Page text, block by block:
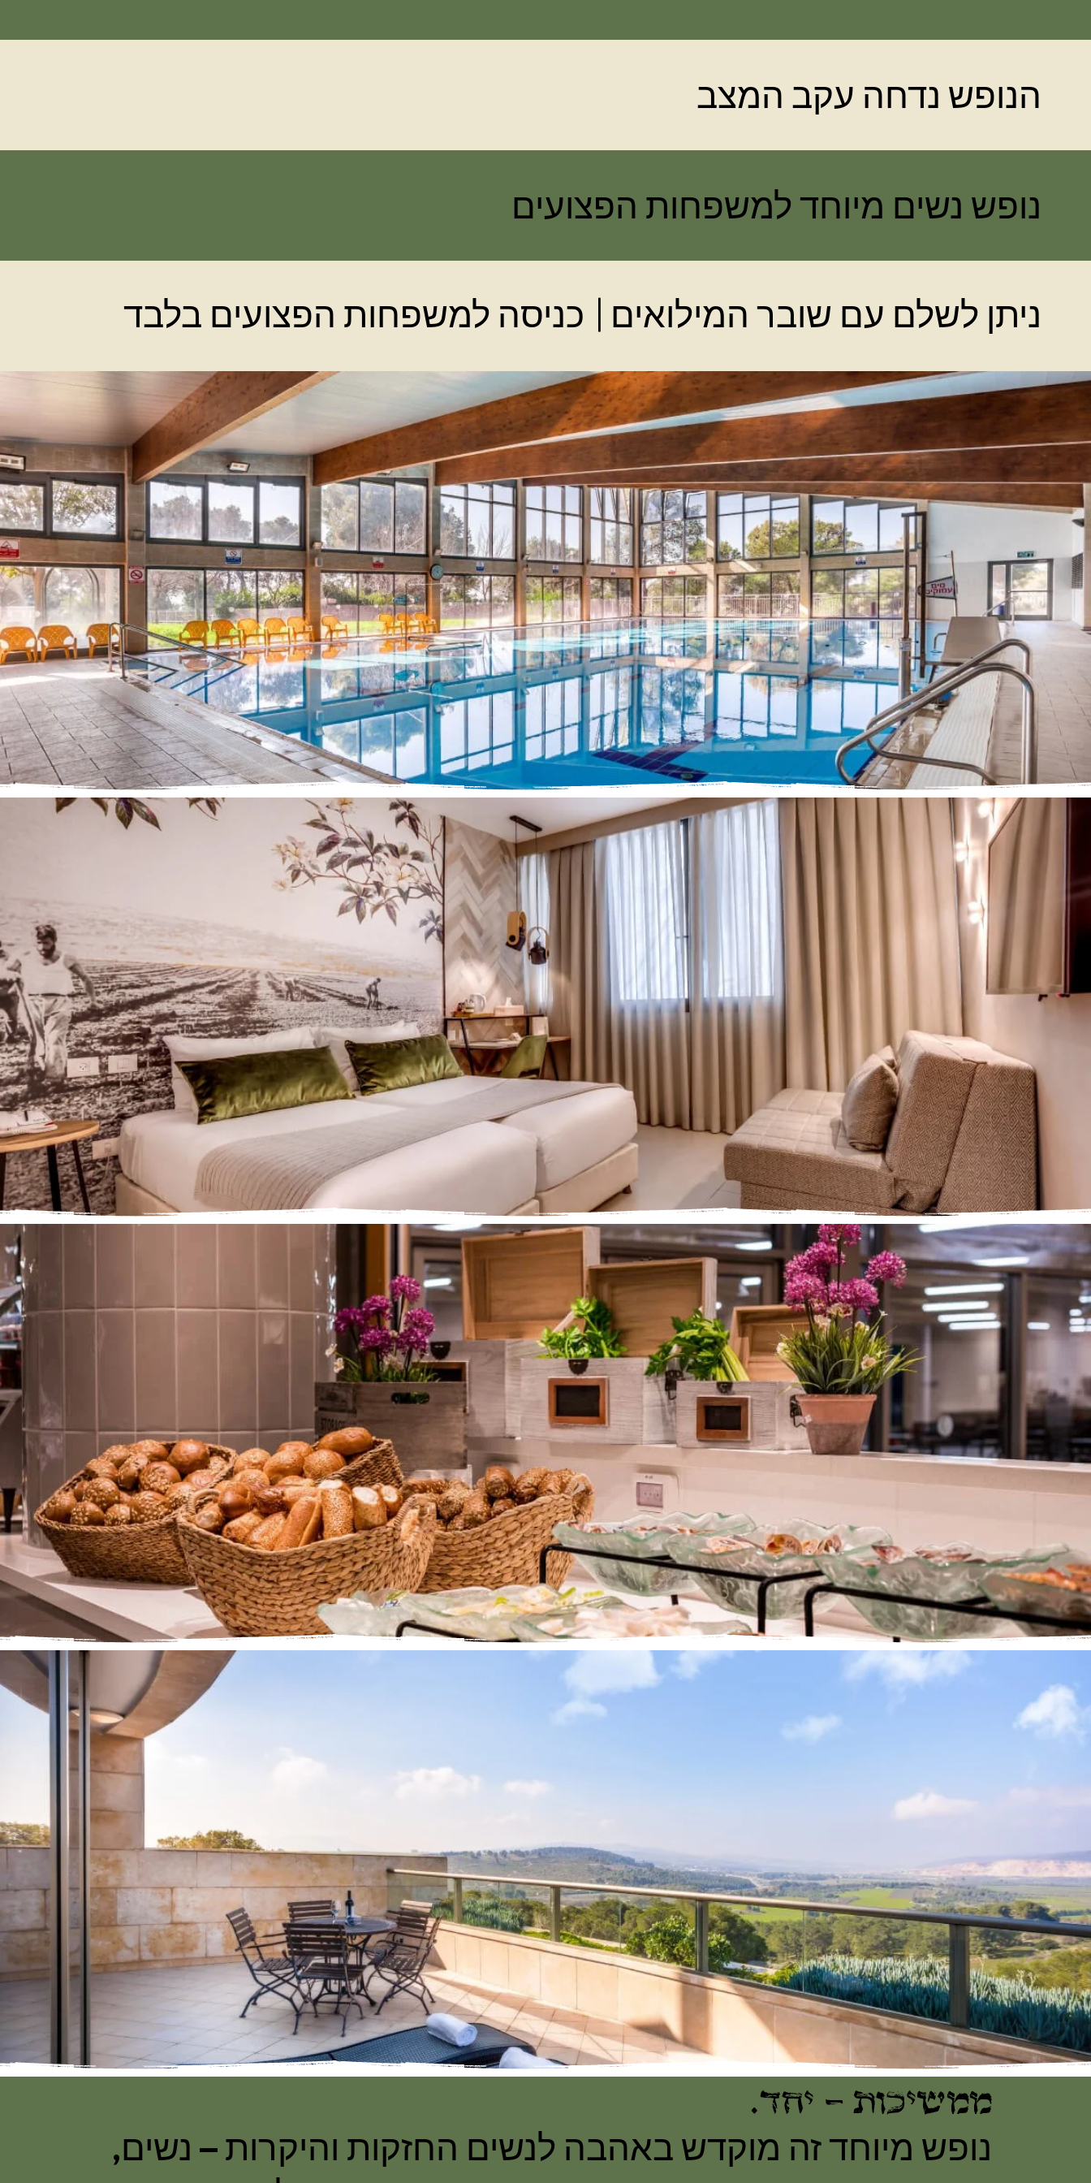
הנופש נדחה עקב המצב
נופש נשים מיוחד למשפחות הפצועים
ניתן לשלם עם שובר המילואים כניסה למשפחות הפצועים בלבד
ממשיכות – יחד.
נופש מיוחד זה מוקדש באהבה לנשים החזקות והיקרות – נשים,